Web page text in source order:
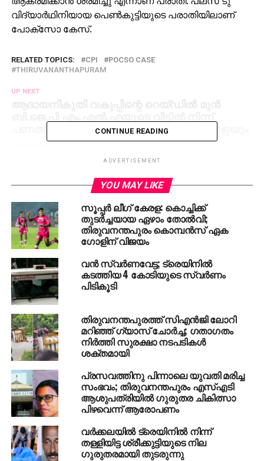
വിദ്യാർഥിനിയായ പെൺകുട്ടിയുടെ പരാതിയിലാണ്
പോക്സോ കേസ്.
RELATED TOPICS: CPI
POCSO CASE
THIRUVANANTHAPURAM
UP NEXT
ആദായനികുതി വകുപ്പിന്റെ റെയ്ഡില്‍ മുന്‍
പണത്തിന് പുറമെ കണ്ടെത്തിയത് മുതലകളെയും
തെറ്റുപറ്റാം; താന്‍ ദൈവമല്ലെന്ന് നരേന്ദ്ര മോദി,
CONTINUE READING
ADVERTISEMENT
YOU MAY LIKE
സൂപ്പര്‍ ലീഗ് കേരള: കൊച്ചിക്ക്
തുടര്‍ച്ചയായ ഏഴാം തോല്‍വി;
തിരുവനന്തപുരം കൊമ്പന്‍സ് ഏക
ഗോളിന് വിജയം
വന്‍ സ്വര്‍ണവേട്ട; ട്രെയിനില്‍
കടത്തിയ 4 കോടിയുടെ സ്വര്‍ണം
പിടികൂടി
തിരുവനന്തപുരത്ത് സിഎന്‍ജി ലോറി
മറിഞ്ഞ് ഗ്യാസ് ചോര്‍ച്ച; ഗതാഗതം
നിര്‍ത്തി സുരക്ഷാ നടപടികള്‍
ശക്തമായി
പ്രസവത്തിനു പിന്നാലെ യുവതി മരിച്ച
സംഭവം; തിരുവനന്തപുരം എസ്എടി
ആശുപത്രിയില്‍ ഗുരുതര ചികിത്സാ
പിഴവെന്ന് ആരോപണം
വര്‍ക്കലയില്‍ ട്രെയിനില്‍ നിന്ന്
തള്ളിയിട്ട ശ്രീക്കുട്ടിയുടെ നില
ഗുരുതരമായി തുടരുന്നു